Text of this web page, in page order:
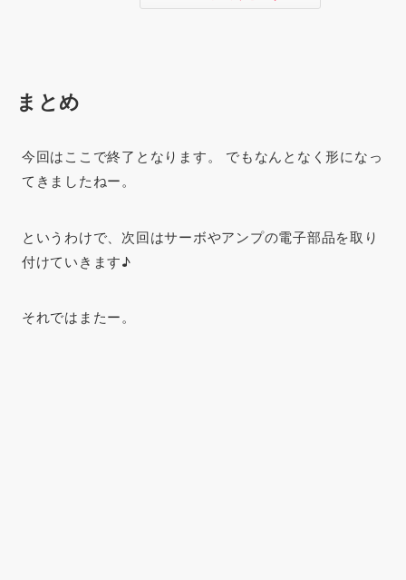
まとめ
今回はここで終了となります。 でもなんとなく形になっ
てきましたねー。
というわけで、次回はサーボやアンプの電子部品を取り
付けていきます♪
それではまたー。